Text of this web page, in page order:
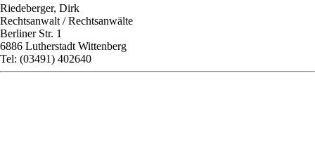
Riedeberger, Dirk
Rechtsanwalt / Rechtsanwälte
Berliner Str. 1
6886 Lutherstadt Wittenberg
Tel: (03491) 402640